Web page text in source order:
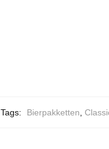
Tags: Bierpakketten